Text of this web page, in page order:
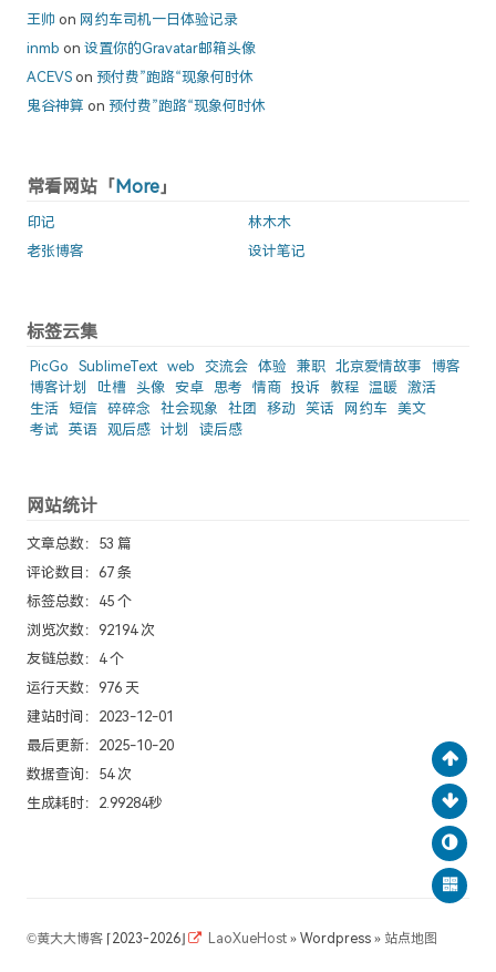
王帅 on 网约车司机一日体验记录
inmb on 设置你的Gravatar邮箱头像
ACEVS on 预付费”跑路“现象何时休
鬼谷神算 on 预付费”跑路“现象何时休
常看网站「 More 」
印记
林木木
老张博客
设计笔记
标签云集
PicGo SublimeText web 交流会 体验 兼职 北京爱情故事
博客
博客计划
吐槽 头像 安卓 思考 情商 投诉 教程 温暖 激活
生活
短信 碎碎念 社会现象 社团 移动 笑话 网约车 美文
考试 英语 观后感 计划 读后感
网站统计
文章总数：53 篇
评论数目：67 条
标签总数：45 个
浏览次数：92194 次
友链总数：4 个
运行天数：976 天
建站时间：2023-12-01
最后更新：2025-10-20
数据查询：54 次
生成耗时：2.99284秒
©黄大大博客 ⌈2023-2026⌋ LaoXueHost » Wordpress » 站点地图